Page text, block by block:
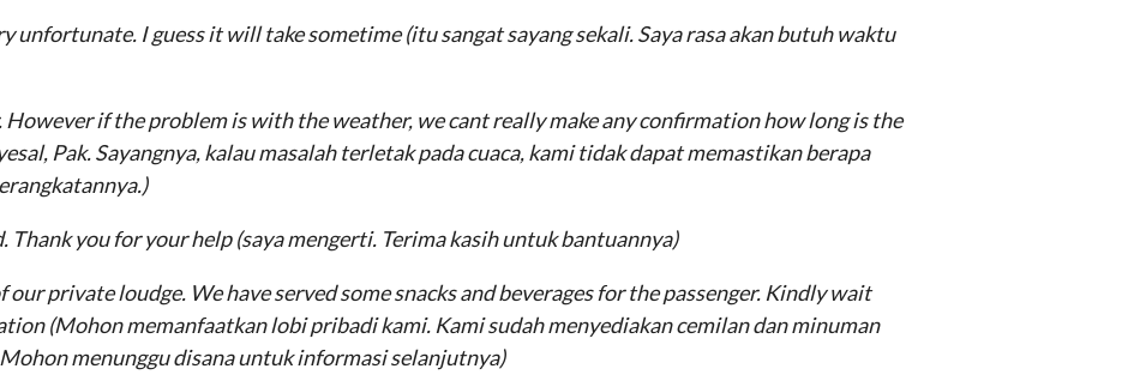
unfortunate. I guess it will takesometime (itu sangat sayang sekali. Saya rasa akan butuh waktu
However if the problem is with the weather, we cant really make any confirmation how long is the
Pak. Sayangnya, kalau masalah terletak pada cuaca, kami tidak dapat memastikan berapa
Thank you for yourhelp (saya mengerti. Terima kasih untuk bantuannya)
our private loudge. We have served some snacks and beverages for the passenger. Kindly wait
(Mohon memanfaatkan lobi pribadi kami. Kami sudah menyediakan cemilan dan minuman
menunggu disana untuk informasi selanjutnya)